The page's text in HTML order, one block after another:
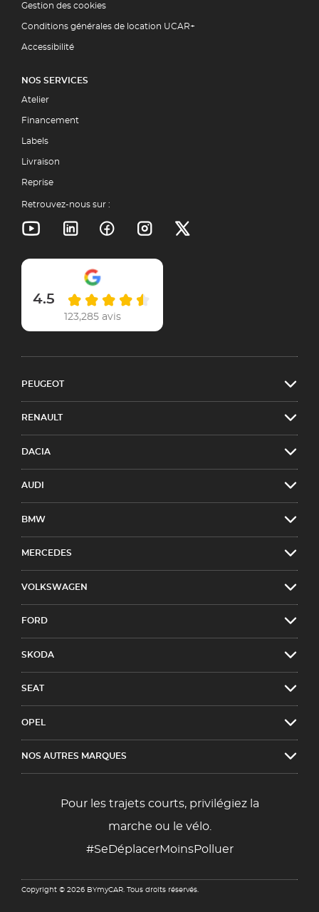
Gestion des cookies
Conditions générales de location UCAR+
Accessibilité
NOS SERVICES
Atelier
Financement
Labels
Livraison
Reprise
Retrouvez-nous sur :
4.5
123,285 avis
PEUGEOT
RENAULT
DACIA
AUDI
BMW
MERCEDES
VOLKSWAGEN
FORD
SKODA
SEAT
OPEL
NOS AUTRES MARQUES
Pour les trajets courts, privilégiez la
marche ou le vélo.
#SeDéplacerMoinsPolluer
Copyright © 2026 BYmyCAR. Tous droits réservés.